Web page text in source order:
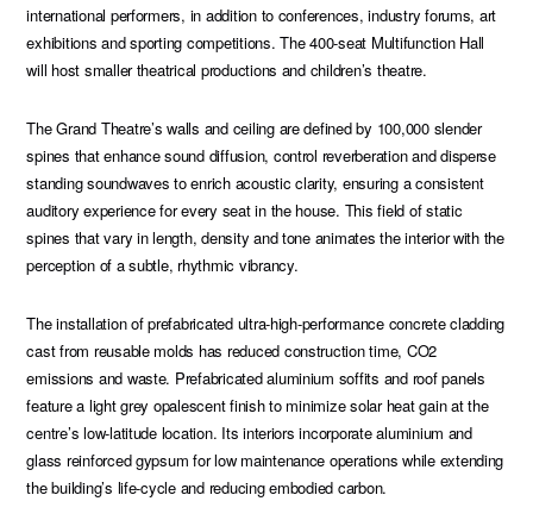
international performers, in addition to conferences, industry forums, art
exhibitions and sporting competitions. The 400-seat Multifunction Hall
will host smaller theatrical productions and children’s theatre.
The Grand Theatre’s walls and ceiling are defined by 100,000 slender
spines that enhance sound diffusion, control reverberation and disperse
standing soundwaves to enrich acoustic clarity, ensuring a consistent
auditory experience for every seat in the house. This field of static
spines that vary in length, density and tone animates the interior with the
perception of a subtle, rhythmic vibrancy.
The installation of prefabricated ultra-high-performance concrete cladding
cast from reusable molds has reduced construction time, CO2
emissions and waste. Prefabricated aluminium soffits and roof panels
feature a light grey opalescent finish to minimize solar heat gain at the
centre’s low-latitude location. Its interiors incorporate aluminium and
glass reinforced gypsum for low maintenance operations while extending
the building’s life-cycle and reducing embodied carbon.